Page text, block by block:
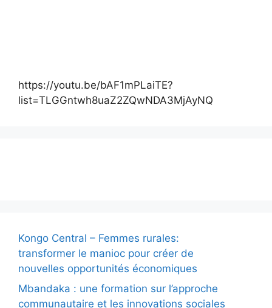
https://youtu.be/bAF1mPLaiTE?
list=TLGGntwh8uaZ2ZQwNDA3MjAyNQ
Kongo Central – Femmes rurales:
transformer le manioc pour créer de
nouvelles opportunités économiques
Mbandaka : une formation sur l’approche
communautaire et les innovations sociales